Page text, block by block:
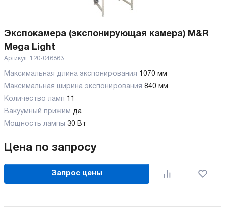
Экспокамера (экспонирующая камера) M&R
Mega Light
Артикул: 120-046863
Максимальная длина экспонирования 1070 мм
Максимальная ширина экспонирования 840 мм
Количество ламп 11
Вакуумный прижим да
Мощность лампы 30 Вт
Цена по запросу
Запрос цены